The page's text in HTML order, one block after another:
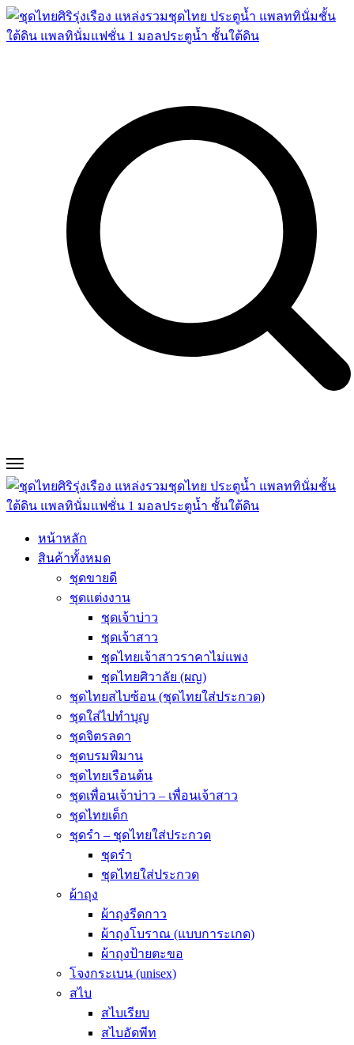
หน้าหลัก
สินค้าทั้งหมด
ชุดขายดี
ชุดแต่งงาน
ชุดเจ้าบ่าว
ชุดเจ้าสาว
ชุดไทยเจ้าสาวราคาไม่แพง
ชุดไทยศิวาลัย (ผญ)
ชุดไทยสไบซ้อน (ชุดไทยใส่ประกวด)
ชุดใส่ไปทำบุญ
ชุดจิตรลดา
ชุดบรมพิมาน
ชุดไทยเรือนต้น
ชุดเพื่อนเจ้าบ่าว – เพื่อนเจ้าสาว
ชุดไทยเด็ก
ชุดรำ – ชุดไทยใส่ประกวด
ชุดรำ
ชุดไทยใส่ประกวด
ผ้าถุง
ผ้าถุงรีดกาว
ผ้าถุงโบราณ (แบบการะเกด)
ผ้าถุงป้ายตะขอ
โจงกระเบน (unisex)
สไบ
สไบเรียบ
สไบอัดพีท